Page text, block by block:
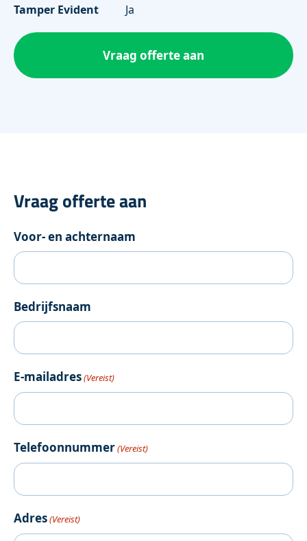
Tamper Evident
Ja
Vraag offerte aan
Vraag offerte aan
Voor- en achternaam
Bedrijfsnaam
E-mailadres(Vereist)
Telefoonnummer(Vereist)
Adres(Vereist)